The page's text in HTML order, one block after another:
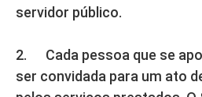
servidor público.
2. Cada pessoa que se
ser convidada para um ato